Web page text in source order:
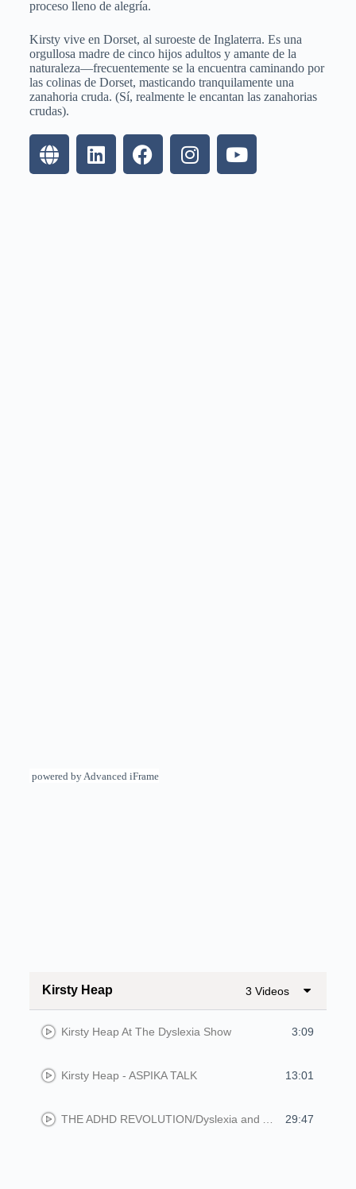
proceso lleno de alegría.
Kirsty vive en Dorset, al suroeste de Inglaterra. Es una
orgullosa madre de cinco hijos adultos y amante de la
naturaleza—frecuentemente se la encuentra caminando por
las colinas de Dorset, masticando tranquilamente una
zanahoria cruda. (Sí, realmente le encantan las zanahorias
crudas).
powered by Advanced iFrame
Kirsty Heap 3 Videos
Kirsty Heap At The Dyslexia Show 3:09
Kirsty Heap - ASPIKA TALK 13:01
29:47